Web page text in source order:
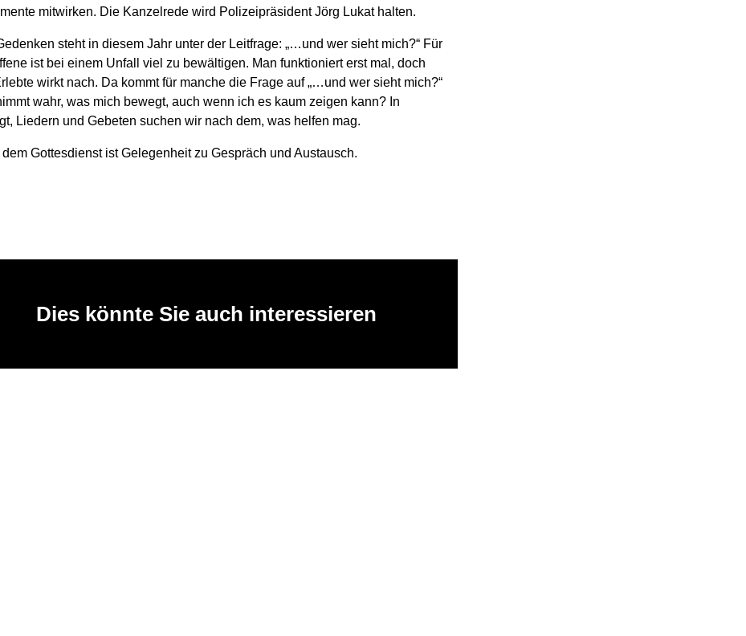
mitwirken. Die Kanzelrede wird Polizeipräsident Jörg Lukat halten.
steht in diesem Jahr unter der Leitfrage: „…und wer sieht mich?“ Für
ist bei einem Unfall viel zu bewältigen. Man funktioniert erst mal, doch
wirkt nach. Da kommt für manche die Frage auf „…und wer sieht mich?“
wahr, was mich bewegt, auch wenn ich es kaum zeigen kann? In
Liedern und Gebeten suchen wir nach dem, was helfen mag.
dem Gottesdienst ist Gelegenheit zu Gespräch und Austausch.
Dies könnte Sie auch interessieren